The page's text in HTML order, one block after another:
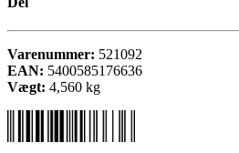
Varenummer: 521092
EAN: 5400585176636
Vægt: 4,560 kg